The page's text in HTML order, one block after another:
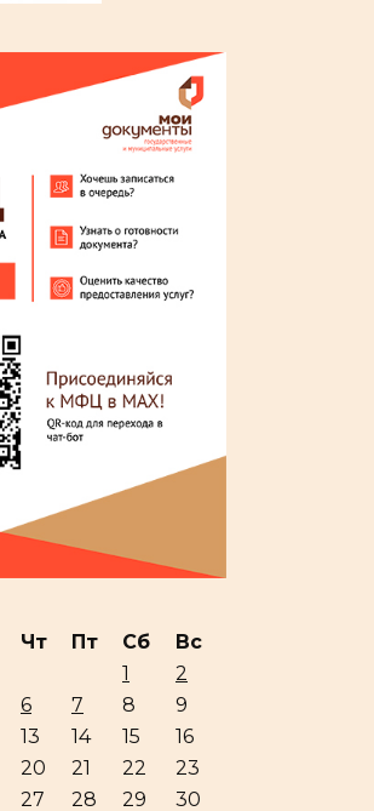
Чт Пт Сб
Вс
1
2
6 7 8
9
13 14 15
16
20 21 22
23
27 28 29 30